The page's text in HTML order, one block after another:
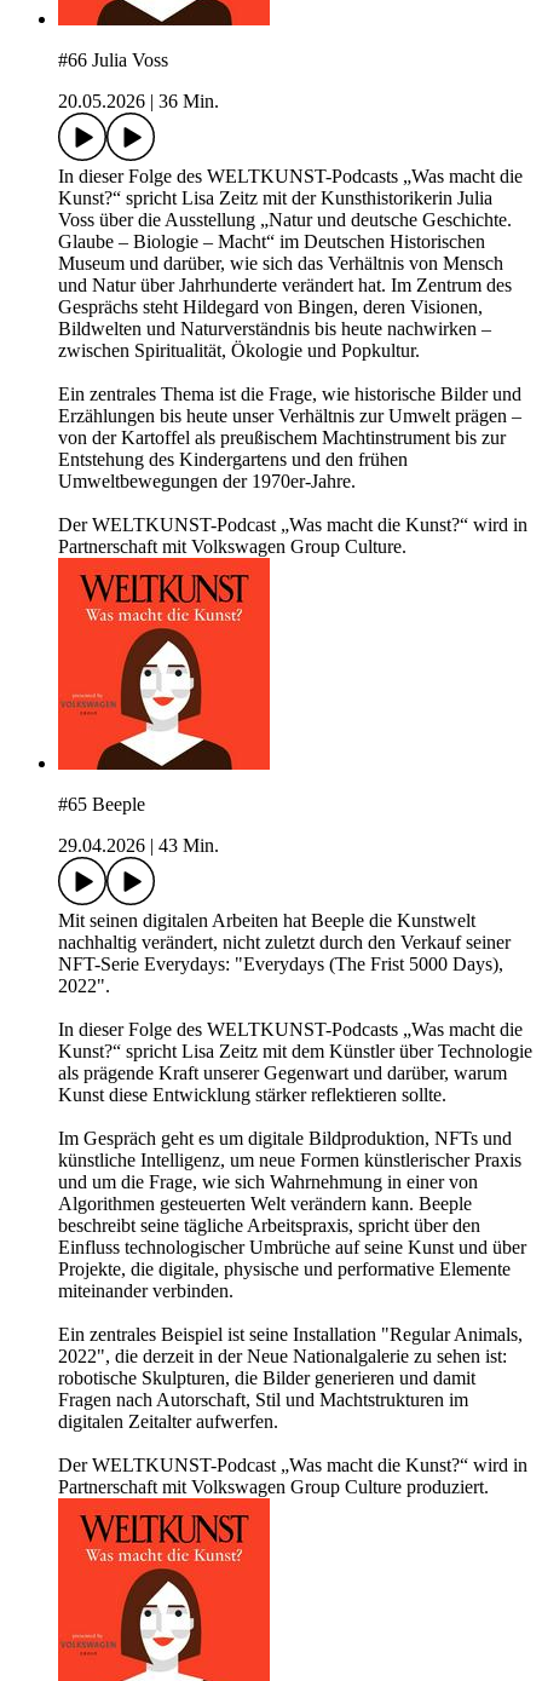
#66 Julia Voss
20.05.2026
36 Min.
In dieser Folge des WELTKUNST-Podcasts „Was macht die
Kunst?“ spricht Lisa Zeitz mit der Kunsthistorikerin Julia
Voss über die Ausstellung „Natur und deutsche Geschichte.
Glaube – Biologie – Macht“ im Deutschen Historischen
Museum und darüber, wie sich das Verhältnis von Mensch
und Natur über Jahrhunderte verändert hat. Im Zentrum des
Gesprächs steht Hildegard von Bingen, deren Visionen,
Bildwelten und Naturverständnis bis heute nachwirken –
zwischen Spiritualität, Ökologie und Popkultur.
Ein zentrales Thema ist die Frage, wie historische Bilder und
Erzählungen bis heute unser Verhältnis zur Umwelt prägen –
von der Kartoffel als preußischem Machtinstrument bis zur
Entstehung des Kindergartens und den frühen
Umweltbewegungen der 1970er-Jahre.
Der WELTKUNST-Podcast „Was macht die Kunst?“ wird in
Partnerschaft mit Volkswagen Group Culture.
#65 Beeple
29.04.2026
43 Min.
Mit seinen digitalen Arbeiten hat Beeple die Kunstwelt
nachhaltig verändert, nicht zuletzt durch den Verkauf seiner
NFT-Serie Everydays: "Everydays (The Frist 5000 Days),
2022".
In dieser Folge des WELTKUNST-Podcasts „Was macht die
Kunst?“ spricht Lisa Zeitz mit dem Künstler über Technologie
als prägende Kraft unserer Gegenwart und darüber, warum
Kunst diese Entwicklung stärker reflektieren sollte.
Im Gespräch geht es um digitale Bildproduktion, NFTs und
künstliche Intelligenz, um neue Formen künstlerischer Praxis
und um die Frage, wie sich Wahrnehmung in einer von
Algorithmen gesteuerten Welt verändern kann. Beeple
beschreibt seine tägliche Arbeitspraxis, spricht über den
Einfluss technologischer Umbrüche auf seine Kunst und über
Projekte, die digitale, physische und performative Elemente
miteinander verbinden.
Ein zentrales Beispiel ist seine Installation "Regular Animals,
2022", die derzeit in der Neue Nationalgalerie zu sehen ist:
robotische Skulpturen, die Bilder generieren und damit
Fragen nach Autorschaft, Stil und Machtstrukturen im
digitalen Zeitalter aufwerfen.
Der WELTKUNST-Podcast „Was macht die Kunst?“ wird in
Partnerschaft mit Volkswagen Group Culture produziert.